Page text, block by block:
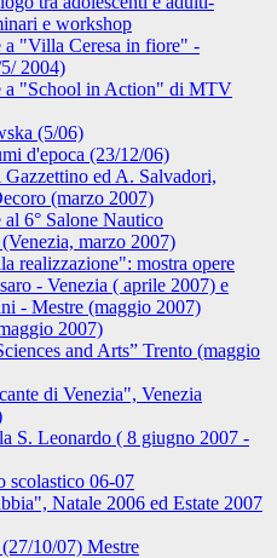
e workshop
a "Villa Ceresa in fiore" -
2004)
a "School in Action" di MTV
(5/06)
d'epoca (23/12/06)
ed A. Salvadori,
(marzo 2007)
al 6° Salone Nautico
marzo 2007)
realizzazione": mostra opere
- Venezia ( aprile 2007) e
- Mestre (maggio 2007)
2007)
and Arts” Trento (maggio
di Venezia", Venezia
S. Leonardo ( 8 giugno 2007 -
scolastico 06-07
Natale 2006 ed Estate 2007
10/07) Mestre